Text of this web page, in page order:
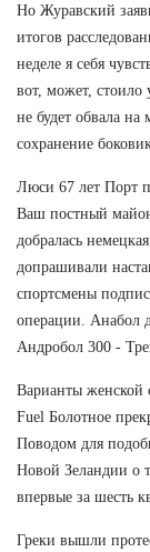
Но Журавский
итогов
неделе я себя
вот, может, стоило
не будет обвала на
сохранение
Люси 67 лет Порт
Ваш постный
добралась
допрашивали
спортсмены
операции. Анабол
Андробол 300 -
Варианты женской
Fuel Болотное
Поводом для
Новой Зеландии о
впервые за шесть
Греки вышли